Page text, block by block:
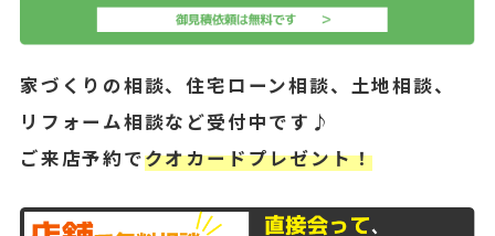
家づくりの相談、住宅ローン相談、土地相談、
リフォーム相談など受付中です♪
ご来店予約でクオカードプレゼント！